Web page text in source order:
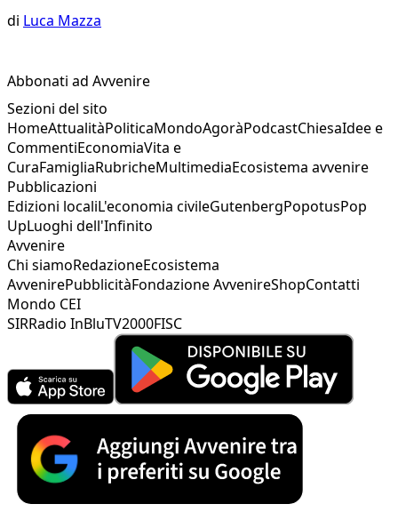
di Luca Mazza
Abbonati ad Avvenire
Sezioni del sito
HomeAttualitàPoliticaMondoAgoràPodcastChiesaIdee e
CommentiEconomiaVita e
CuraFamigliaRubricheMultimediaEcosistema avvenire
Pubblicazioni
Edizioni localiL'economia civileGutenbergPopotusPop
UpLuoghi dell'Infinito
Avvenire
Chi siamoRedazioneEcosistema
AvvenirePubblicitàFondazione AvvenireShopContatti
Mondo CEI
SIRRadio InBluTV2000FISC